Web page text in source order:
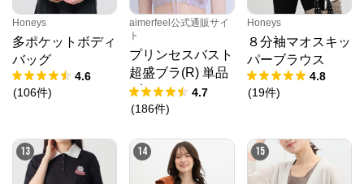
Honeys
多ポケットボディ
バッグ
4.6
(106件)
aimerfeel公式通販サイ
ト
プリンセスバスト
超盛ブラ(R) 単品
ブラジャー4.7
(186件)
Honeys
８分袖マオスキッ
パーブラウス
4.8
(19件)
13 14 15